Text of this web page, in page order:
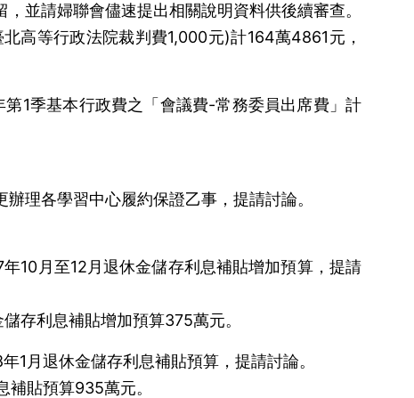
並請婦聯會儘速提出相關說明資料供後續審查。
高等行政法院裁判費1,000元)計164萬4861元，
1季基本行政費之「會議費-常務委員出席費」計
理各學習中心履約保證乙事，提請討論。
10月至12月退休金儲存利息補貼增加預算，提請
存利息補貼增加預算375萬元。
1月退休金儲存利息補貼預算，提請討論。
補貼預算935萬元。